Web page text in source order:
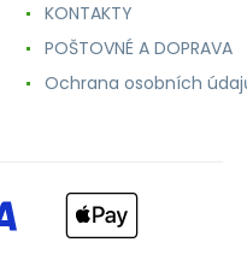
KONTAKTY
POŠTOVNÉ A DOPRAVA
Ochrana osobních